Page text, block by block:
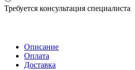
Требуется консультация специалиста
Описание
Оплата
Доставка